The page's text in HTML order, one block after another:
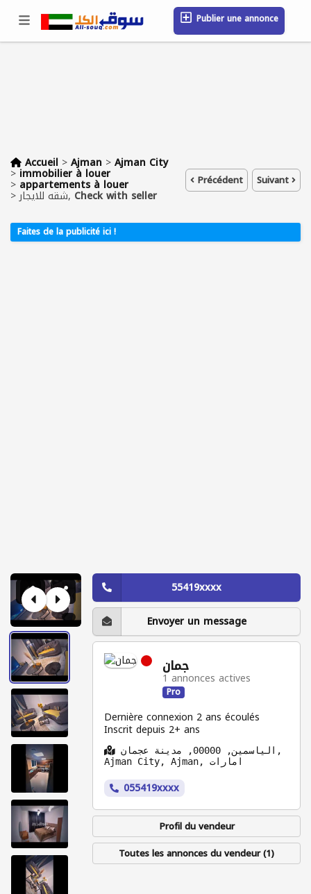
Publier une annonce
Se connecter / S'inscrire
Accueil >Ajman >Ajman City
> immobilier à louer
> appartements à louer
> شقه للايجار, Check with seller
Précédent Suivant
Faites de la publicité ici !
55419xxxx
Envoyer un message
جمان
1 annonces actives
Pro
Dernière connexion 2 ans écoulés
Inscrit depuis 2+ ans
Ajman City, Ajman, امارات
055419xxxx
Profil du vendeur
Toutes les annonces du vendeur (1)